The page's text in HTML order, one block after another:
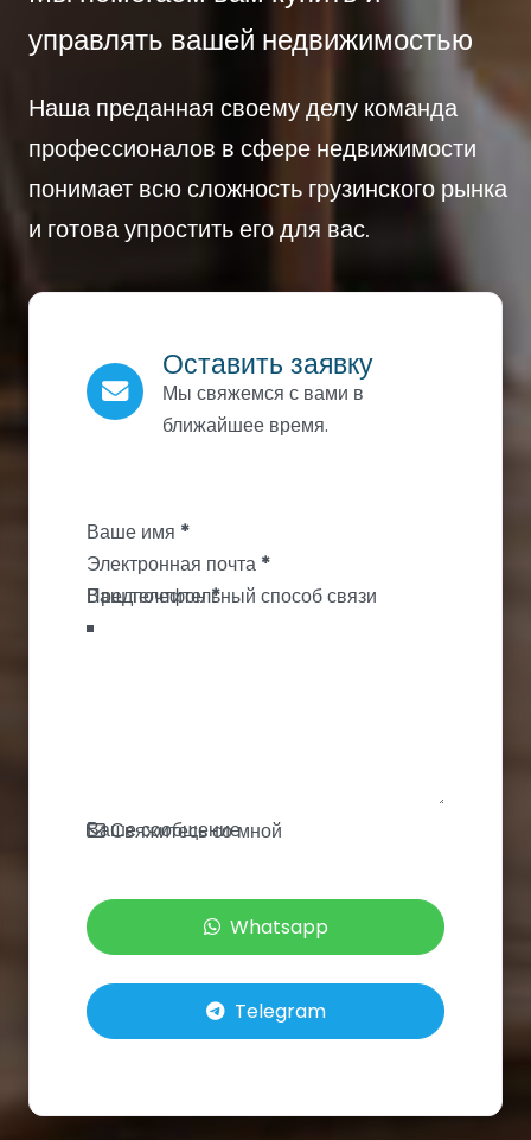
управлять вашей недвижимостью
Наша преданная своему делу команда
профессионалов в сфере недвижимости
понимает всю сложность грузинского рынка
и готова упростить его для вас.
Оставить заявку
Мы свяжемся с вами в
ближайшее время.
Ваше имя *
Электронная почта *
Ваш телефон *
Ваше сообщение
Свяжитесь со мной
Whatsapp
Telegram